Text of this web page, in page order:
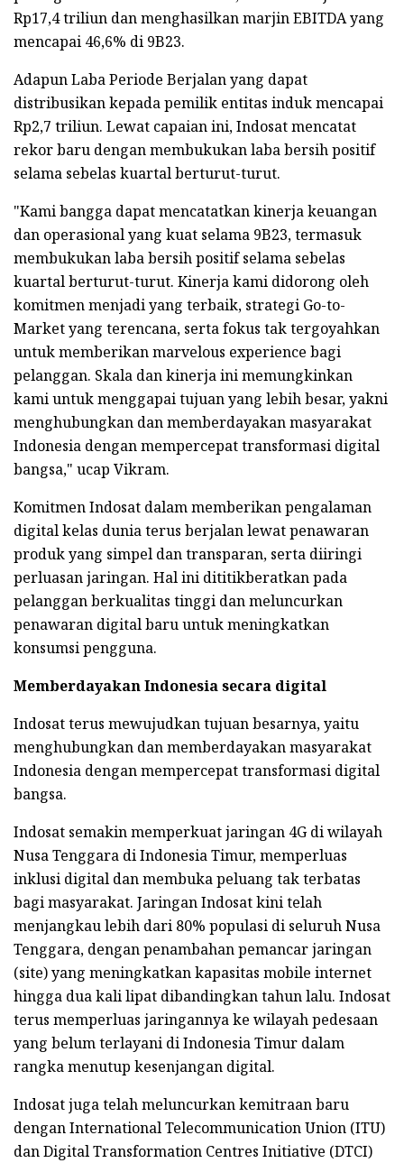
Rp17,4 triliun dan menghasilkan marjin EBITDA yang
mencapai 46,6% di 9B23.
Adapun Laba Periode Berjalan yang dapat
distribusikan kepada pemilik entitas induk mencapai
Rp2,7 triliun. Lewat capaian ini, Indosat mencatat
rekor baru dengan membukukan laba bersih positif
selama sebelas kuartal berturut-turut.
"Kami bangga dapat mencatatkan kinerja keuangan
dan operasional yang kuat selama 9B23, termasuk
membukukan laba bersih positif selama sebelas
kuartal berturut-turut. Kinerja kami didorong oleh
komitmen menjadi yang terbaik, strategi Go-to-
Market yang terencana, serta fokus tak tergoyahkan
untuk memberikan marvelous experience bagi
pelanggan. Skala dan kinerja ini memungkinkan
kami untuk menggapai tujuan yang lebih besar, yakni
menghubungkan dan memberdayakan masyarakat
Indonesia dengan mempercepat transformasi digital
bangsa," ucap Vikram.
Komitmen Indosat dalam memberikan pengalaman
digital kelas dunia terus berjalan lewat penawaran
produk yang simpel dan transparan, serta diiringi
perluasan jaringan. Hal ini dititikberatkan pada
pelanggan berkualitas tinggi dan meluncurkan
penawaran digital baru untuk meningkatkan
konsumsi pengguna.
Memberdayakan Indonesia secara digital
Indosat terus mewujudkan tujuan besarnya, yaitu
menghubungkan dan memberdayakan masyarakat
Indonesia dengan mempercepat transformasi digital
bangsa.
Indosat semakin memperkuat jaringan 4G di wilayah
Nusa Tenggara di Indonesia Timur, memperluas
inklusi digital dan membuka peluang tak terbatas
bagi masyarakat. Jaringan Indosat kini telah
menjangkau lebih dari 80% populasi di seluruh Nusa
Tenggara, dengan penambahan pemancar jaringan
(site) yang meningkatkan kapasitas mobile internet
hingga dua kali lipat dibandingkan tahun lalu. Indosat
terus memperluas jaringannya ke wilayah pedesaan
yang belum terlayani di Indonesia Timur dalam
rangka menutup kesenjangan digital.
Indosat juga telah meluncurkan kemitraan baru
dengan International Telecommunication Union (ITU)
dan Digital Transformation Centres Initiative (DTCI)